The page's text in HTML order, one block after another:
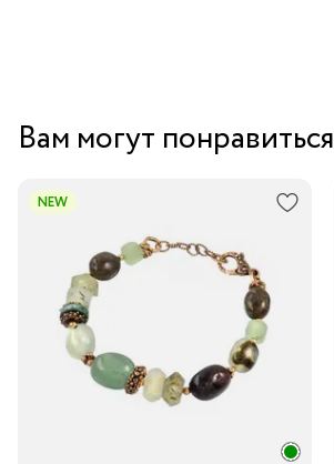
Вам могут понравиться
NEW